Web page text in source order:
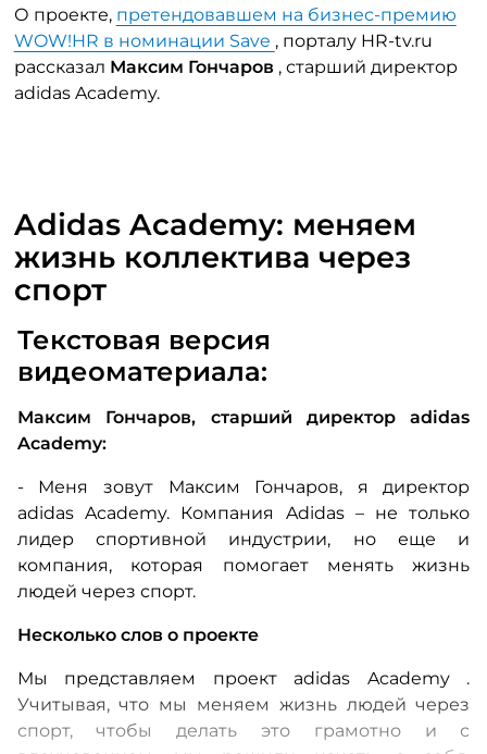
О проекте, претендовавшем на бизнес-премию
WOW!HR в номинации Save , порталу HR-tv.ru
рассказал Максим Гончаров , старший директор
adidas Academy.
Adidas Academy: меняем
жизнь коллектива через
спорт
Текстовая версия
видеоматериала:
Максим Гончаров, старший директорadidas
Academy:
- Меня зовут Максим Гончаров, я директор
adidas Academy. Компания Adidas – не только
лидер спортивной индустрии, но еще и
компания, которая помогает менять жизнь
людей через спорт.
Несколько слов о проекте
Мы представляем проект adidas Academy .
Учитывая, что мы меняем жизнь людей через
спорт, чтобы делать это грамотно и с